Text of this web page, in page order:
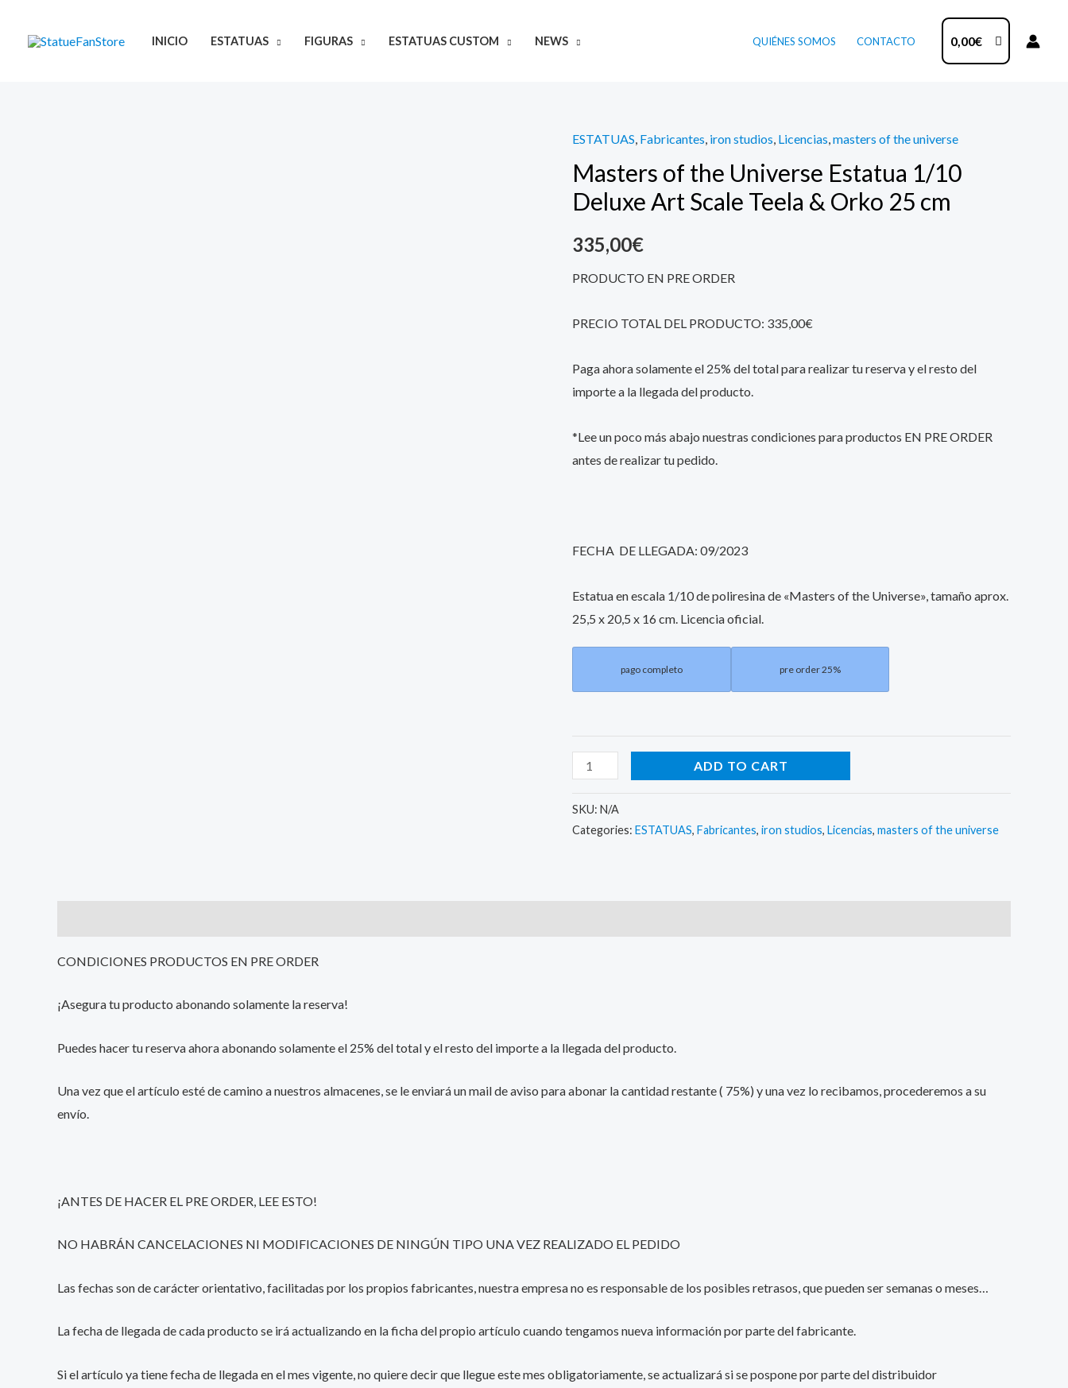
INICIO ESTATUAS FIGURAS ESTATUAS CUSTOM NEWS QUIÉNES SOMOS CONTACTO 0,00€
ESTATUAS, Fabricantes, iron studios, Licencias,masters of the universe
Masters of the Universe Estatua 1/10
Deluxe Art Scale Teela & Orko 25 cm
335,00€
PRODUCTO EN PRE ORDER
PRECIO TOTAL DEL PRODUCTO: 335,00€
Paga ahora solamente el 25% del total para realizar tu reserva y el resto del
importe a la llegada del producto.
*Lee un poco más abajo nuestras condiciones para productos EN PRE ORDER
antes de realizar tu pedido.
FECHA DE LLEGADA: 09/2023
Estatua en escala 1/10 de poliresina de «Masters of the Universe», tamaño aprox.
25,5 x 20,5 x 16 cm. Licencia oficial.
pago completo pre order 25%
Masters
of
the
Universe
Estatua
Deluxe
Scale
&
Orko
cm
quantity
ADD TO CART
SKU: N/A
Categories: ESTATUAS, Fabricantes, iron studios, Licencias, masters of the universe
CONDICIONES PRODUCTOS EN PRE ORDER
¡Asegura tu producto abonando solamente la reserva!
Puedes hacer tu reserva ahora abonando solamente el 25% del total y el resto del importe a la llegada del producto.
Una vez que el artículo esté de camino a nuestros almacenes, se le enviará un mail de aviso para abonar la cantidad restante ( 75%) y una vez lo recibamos, procederemos a su
envío.
¡ANTES DE HACER EL PRE ORDER, LEE ESTO!
NO HABRÁN CANCELACIONES NI MODIFICACIONES DE NINGÚN TIPO UNA VEZ REALIZADO EL PEDIDO
Las fechas son de carácter orientativo, facilitadas por los propios fabricantes, nuestra empresa no es responsable de los posibles retrasos, que pueden ser semanas o meses…
La fecha de llegada de cada producto se irá actualizando en la ficha del propio artículo cuando tengamos nueva información por parte del fabricante.
Si el artículo ya tiene fecha de llegada en el mes vigente, no quiere decir que llegue este mes obligatoriamente, se actualizará si se pospone por parte del distribuidor